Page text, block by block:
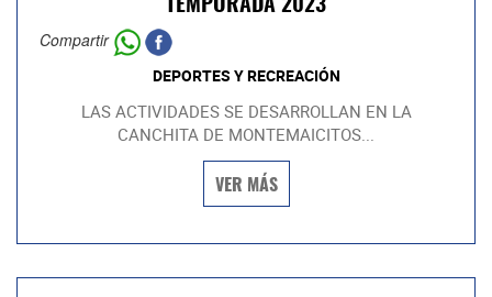
TEMPORADA 2023
Compartir
DEPORTES Y RECREACIÓN
LAS ACTIVIDADES SE DESARROLLAN EN LA
CANCHITA DE MONTEMAICITOS...
VER MÁS